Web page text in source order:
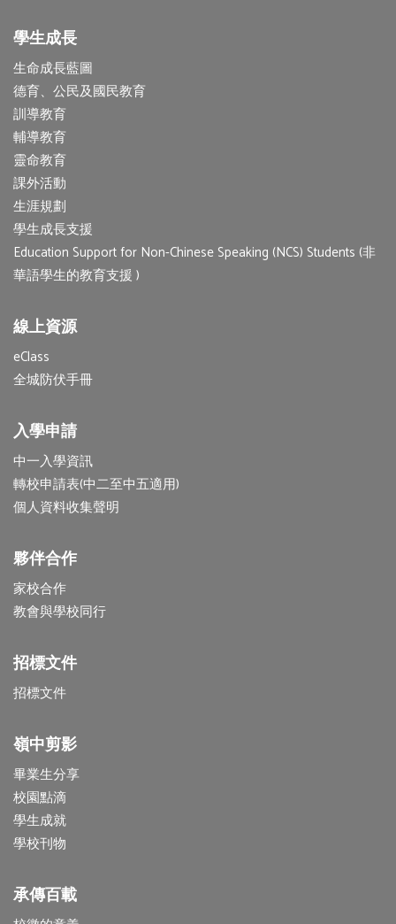
學生成長
生命成長藍圖
德育、公民及國民教育
訓導教育
輔導教育
靈命教育
課外活動
生涯規劃
學生成長支援
Education Support for Non-Chinese Speaking (NCS) Students (非
華語學生的教育支援 )
線上資源
eClass
全城防伏手冊
入學申請
中一入學資訊
轉校申請表(中二至中五適用)
個人資料收集聲明
夥伴合作
家校合作
教會與學校同行
招標文件
招標文件
嶺中剪影
畢業生分享
校園點滴
學生成就
學校刊物
承傳百載